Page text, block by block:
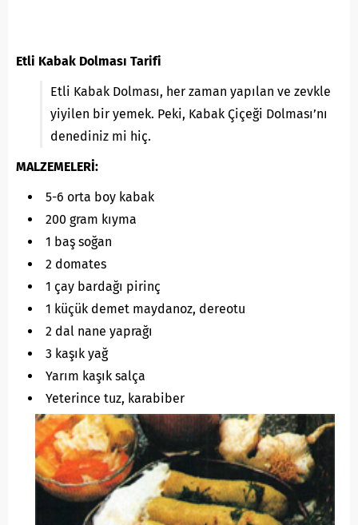
Etli Kabak Dolması Tarifi
Etli Kabak Dolması, her zaman yapılan ve zevkle
yiyilen bir yemek. Peki, Kabak Çiçeği Dolması’nı
denediniz mi hiç.
MALZEMELERİ:
5-6 orta boy kabak
200 gram kıyma
1 baş soğan
2 domates
1 çay bardağı pirinç
1 küçük demet maydanoz, dereotu
2 dal nane yaprağı
3 kaşık yağ
Yarım kaşık salça
Yeterince tuz, karabiber